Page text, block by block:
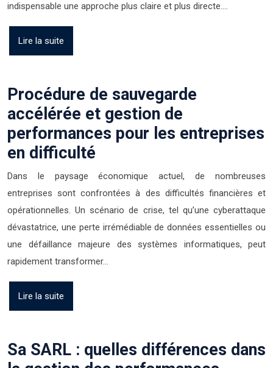
indispensable une approche plus claire et plus directe….
Lire la suite
Procédure de sauvegarde
accélérée et gestion de
performances pour les entreprises
en difficulté
Dans le paysage économique actuel, de nombreuses
entreprises sont confrontées à des difficultés financières et
opérationnelles. Un scénario de crise, tel qu’une cyberattaque
dévastatrice, une perte irrémédiable de données essentielles ou
une défaillance majeure des systèmes informatiques, peut
rapidement transformer…
Lire la suite
Sa SARL : quelles différences dans